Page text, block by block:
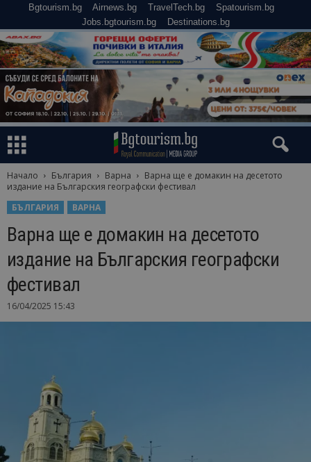
Bgtourism.bg Airnews.bg TravelTech.bg
Spatourism.bg
Jobs.bgtourism.bg
Destinations.bg
Начало България Варна
Варна ще е домакин на десетото
издание на Българския географски фестивал
БЪЛГАРИЯ
ВАРНА
Варна ще е домакин на десетото
издание на Българския географски
фестивал
16/04/2025 15:43